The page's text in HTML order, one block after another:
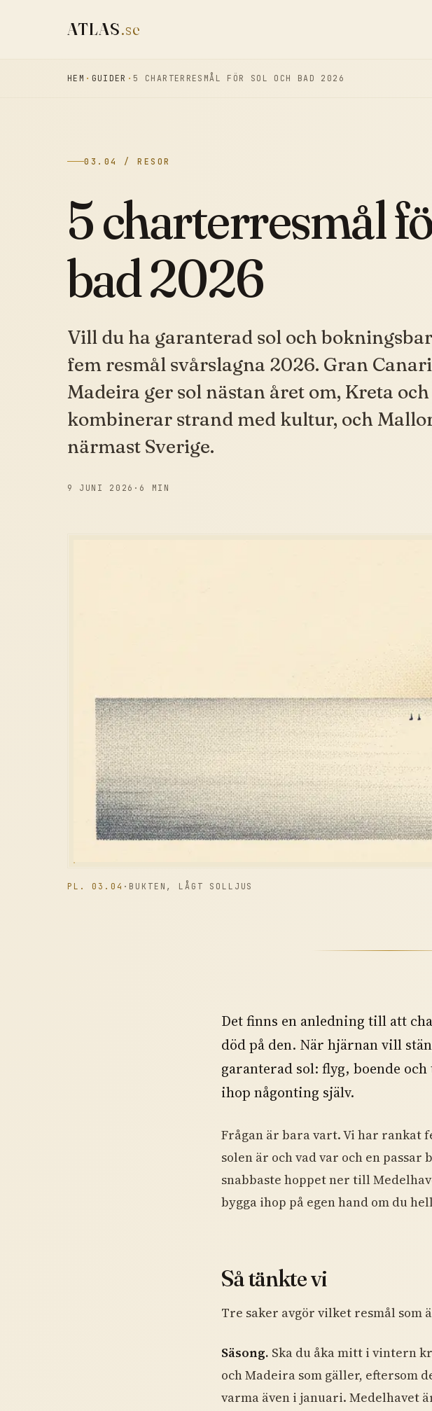
ATLAS.se
HEM GUIDER 5 CHARTERRESMÅL FÖR SOL OCH BAD 2026
03.04 / RESOR
5 charterresmål
bad 2026
Vill du ha garanterad sol och
fem resmål svårslagna 2026. Gran
Madeira ger sol nästan året om, Kreta
kombinerar strand med kultur, och
närmast Sverige.
9 JUNI 2026 · 6 MIN
PL. 03.04 · BUKTEN, LÅGT SOLLJUS
Det finns en anledning till att
död på den. När hjärnan vill
garanterad sol: flyg, boende
ihop någonting själv.
Frågan är bara vart. Vi har rankat
solen är och vad var och en
snabbaste hoppet ner till
bygga ihop på egen hand om du
Så tänkte vi
Tre saker avgör vilket resmål som
Säsong. Ska du åka mitt i vintern
och Madeira som gäller,
varma även i januari. Medelhavet